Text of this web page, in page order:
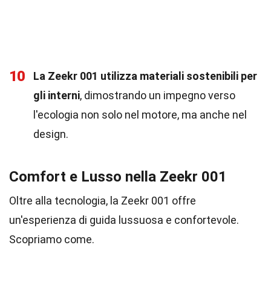
10
La Zeekr 001 utilizza materiali sostenibili per
gli interni, dimostrando un impegno verso
l'ecologia non solo nel motore, ma anche nel
design.
Comfort e Lusso nella Zeekr 001
Oltre alla tecnologia, la Zeekr 001 offre
un'esperienza di guida lussuosa e confortevole.
Scopriamo come.